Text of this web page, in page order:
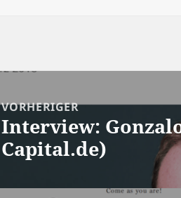
VORHERIGER
Vorheriger
Beitrag:
Interview:
Capital.de)